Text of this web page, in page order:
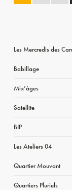
Les Mercredis des
Babillage
Mix’âges
Satellite
BIP
Les Ateliers 04
Quartier Mouvant
Quartiers Pluriels